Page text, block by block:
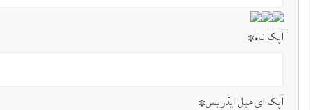
آپکا نام*
آپکا ای میل ایڈریس*